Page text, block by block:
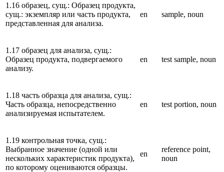
1.16 образец, сущ.: Образец продукта,
сущ.: экземпляр или часть продукта,
представленная для анализа.
en sample, noun
1.17 образец для анализа, сущ.:
Образец продукта, подвергаемого
анализу.
en test sample, noun
1.18 часть образца для анализа, сущ.:
Часть образца, непосредственно
анализируемая испытателем.
en test portion, noun
1.19 контрольная точка, сущ.:
Выбранное значение (одной или
нескольких характеристик продукта),
по которому оцениваются образцы.
en
reference point,
noun